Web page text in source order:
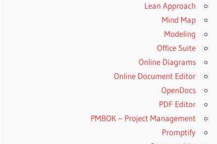
Lean Approach
Mind Map
Modeling
Office Suite
Online Diagrams
Online Document Editor
OpenDocs
PDF Editor
PMBOK – Project Management
Promptify